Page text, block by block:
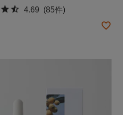
4.69 (85件)